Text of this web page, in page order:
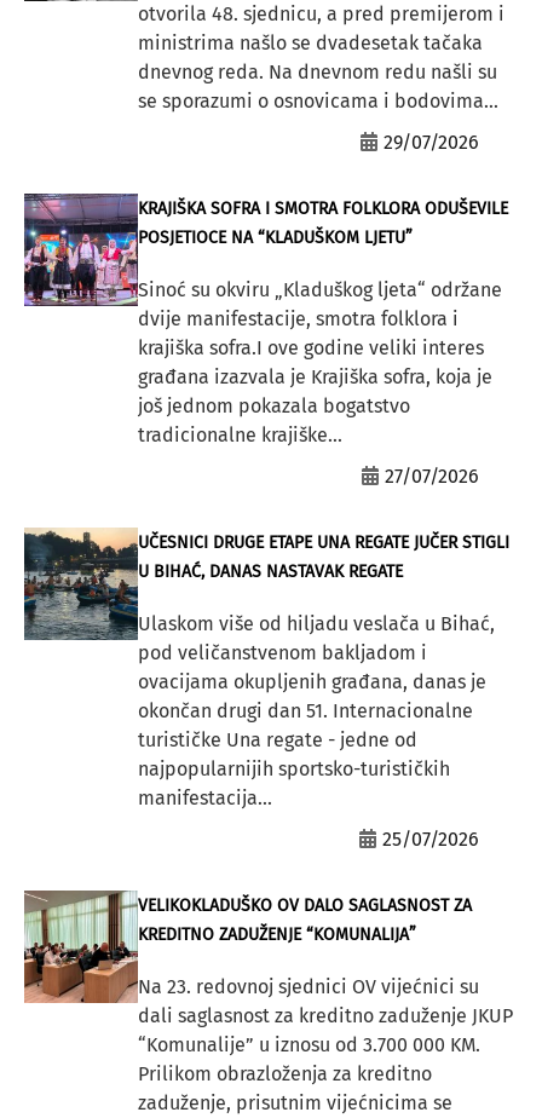
otvorila 48. sjednicu, a pred premijerom i
ministrima našlo se dvadesetak tačaka
dnevnog reda. Na dnevnom redu našli su
se sporazumi o osnovicama i bodovima...
29/07/2026
KRAJIŠKA SOFRA I SMOTRA FOLKLORA ODUŠEVILE
POSJETIOCE NA “KLADUŠKOM LJETU”
Sinoć su okviru „Kladuškog ljeta“ održane
dvije manifestacije, smotra folklora i
krajiška sofra.I ove godine veliki interes
građana izazvala je Krajiška sofra, koja je
još jednom pokazala bogatstvo
tradicionalne krajiške...
27/07/2026
UČESNICI DRUGE ETAPE UNA REGATE JUČER STIGLI
U BIHAĆ, DANAS NASTAVAK REGATE
Ulaskom više od hiljadu veslača u Bihać,
pod veličanstvenom bakljadom i
ovacijama okupljenih građana, danas je
okončan drugi dan 51. Internacionalne
turističke Una regate - jedne od
najpopularnijih sportsko-turističkih
manifestacija...
25/07/2026
VELIKOKLADUŠKO OV DALO SAGLASNOST ZA
KREDITNO ZADUŽENJE “KOMUNALIJA”
Na 23. redovnoj sjednici OV vijećnici su
dali saglasnost za kreditno zaduženje JKUP
“Komunalije” u iznosu od 3.700 000 KM.
Prilikom obrazloženja za kreditno
zaduženje, prisutnim vijećnicima se